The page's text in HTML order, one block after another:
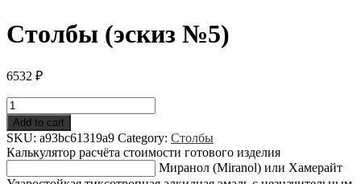
Столбы (эскиз №5)
6532 ₽
Столбы
(эскиз
№5)
quantity
Add to cart
SKU: a93bc61319a9 Category: Столбы
Калькулятор расчёта стоимости готового изделия
Миранол (Miranol) или Хамерайт